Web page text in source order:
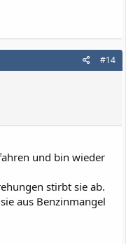
#14
und bin wieder
stirbt sie ab.
aus Benzinmangel